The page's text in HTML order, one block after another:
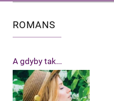
ROMANS
A gdyby tak...